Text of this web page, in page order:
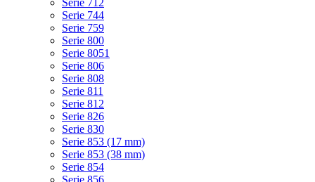
Serie 712
Serie 744
Serie 759
Serie 800
Serie 8051
Serie 806
Serie 808
Serie 811
Serie 812
Serie 826
Serie 830
Serie 853 (17 mm)
Serie 853 (38 mm)
Serie 854
Serie 856